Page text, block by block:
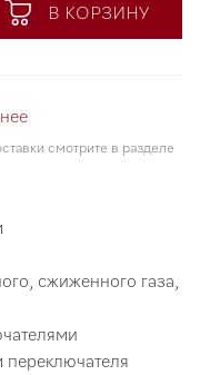
В КОРЗИНУ
смотрите в разделе
сжиженного газа,